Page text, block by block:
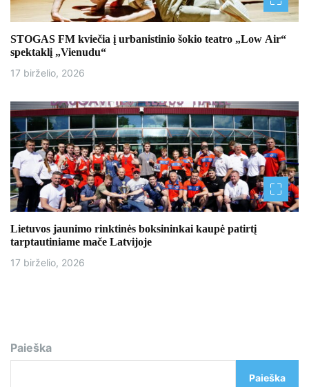
STOGAS FM kviečia į urbanistinio šokio teatro „Low Air“
spektaklį „Vienudu“
17 birželio, 2026
Lietuvos jaunimo rinktinės boksininkai kaupė patirtį
tarptautiniame mače Latvijoje
17 birželio, 2026
Paieška
Paieška